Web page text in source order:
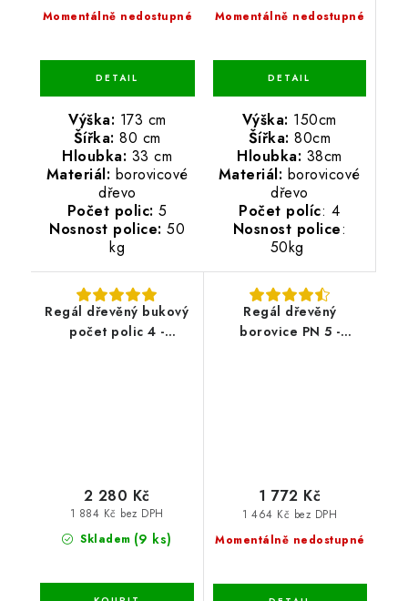
Momentálně nedostupné
Výška: 173 cm
Šířka:80 cm
Hloubka: 33 cm
Materiál: borovicové
dřevo
Počet polic: 5
Nosnost police: 50
kg
Momentálně nedostupné
Výška: 150cm
Šířka: 80cm
Hloubka: 38cm
Materiál: borovicové
dřevo
Počet políc: 4
Nosnost police:
50kg
Regál dřevěný bukový
počet polic 4 -
Skladem (9 ks)
1 884 Kč bez DPH
2 280 Kč
Regál dřevěný
borovice PN 5 -
Momentálně nedostupné
1 464 Kč bez DPH
1 772 Kč